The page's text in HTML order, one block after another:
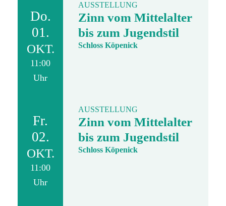
Do.
01.
OKT.
11:00
Uhr
AUSSTELLUNG
Zinn vom Mittelalter
bis zum Jugendstil
Schloss Köpenick
Fr.
02.
OKT.
11:00
Uhr
AUSSTELLUNG
Zinn vom Mittelalter
bis zum Jugendstil
Schloss Köpenick